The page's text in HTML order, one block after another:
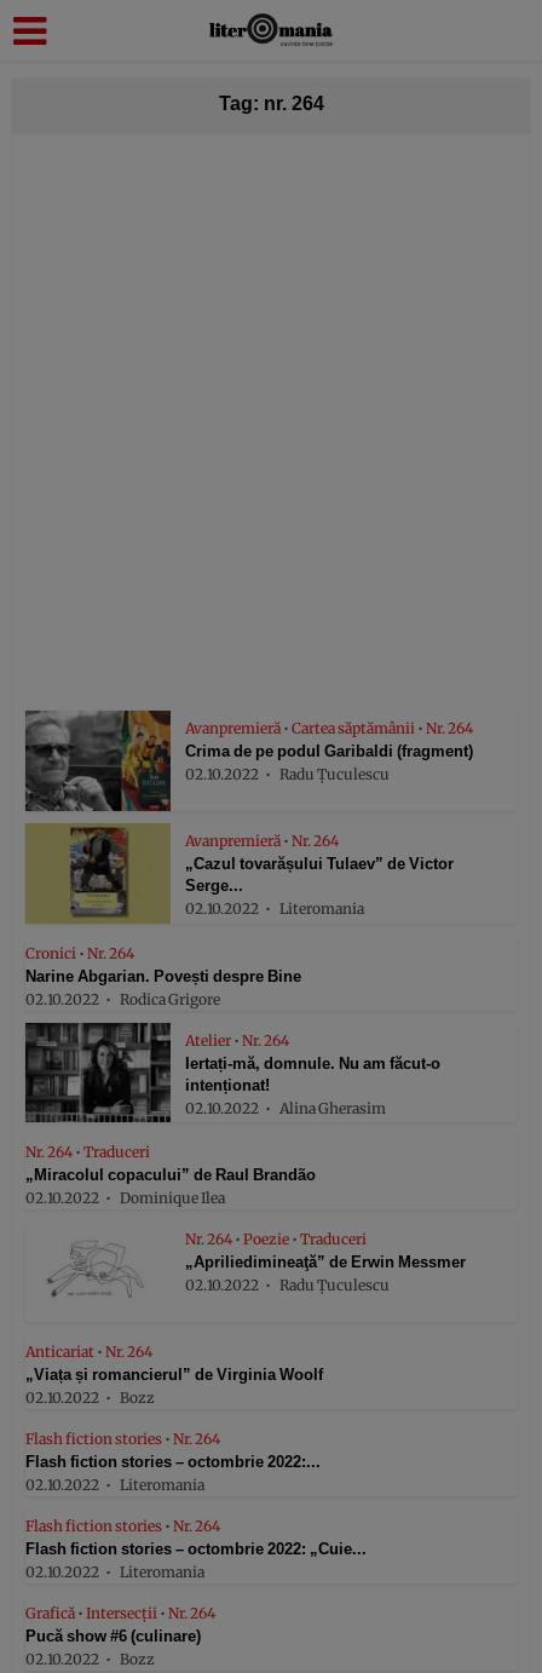
Tag: nr. 264
Avanpremieră • Cartea săptămânii • Nr. 264
Crima de pe podul Garibaldi (fragment)
02.10.2022
Radu Țuculescu
Avanpremieră • Nr. 264
„Cazul tovarășului Tulaev” de Victor
Serge...
02.10.2022
Literomania
Cronici • Nr. 264
Narine Abgarian. Povești despre Bine
02.10.2022
Rodica Grigore
Atelier • Nr. 264
Iertați-mă, domnule. Nu am făcut-o
intenționat!
02.10.2022
Alina Gherasim
Nr. 264 • Traduceri
„Miracolul copacului” de Raul Brandão
02.10.2022
Dominique Ilea
Nr. 264 • Poezie • Traduceri
„Apriliedimineaţă” de Erwin Messmer
02.10.2022
Radu Țuculescu
Anticariat • Nr. 264
„Viața și romancierul” de Virginia Woolf
02.10.2022
Bozz
Flash fiction stories • Nr. 264
Flash fiction stories – octombrie 2022:...
02.10.2022
Literomania
Flash fiction stories • Nr. 264
Flash fiction stories – octombrie 2022: „Cuie...
02.10.2022
Literomania
Grafică • Intersecții • Nr. 264
Pucă show #6 (culinare)
02.10.2022
Bozz
modal-check